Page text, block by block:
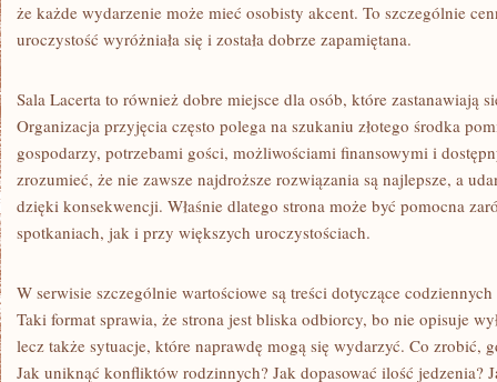
że każde wydarzenie może mieć osobisty akcent. To szczególnie
uroczystość wyróżniała się i została dobrze zapamiętana.
Sala Lacerta to również dobre miejsce dla osób, które zastanawiają
Organizacja przyjęcia często polega na szukaniu złotego środka
gospodarzy, potrzebami gości, możliwościami finansowymi i
zrozumieć, że nie zawsze najdroższe rozwiązania są najlepsze, a
dzięki konsekwencji. Właśnie dlatego strona może być pomocna
spotkaniach, jak i przy większych uroczystościach.
W serwisie szczególnie wartościowe są treści dotyczące
Taki format sprawia, że strona jest bliska odbiorcy, bo nie opisuje
lecz także sytuacje, które naprawdę mogą się wydarzyć. Co zrobić,
Jak uniknąć konfliktów rodzinnych? Jak dopasować ilość jedzenia?